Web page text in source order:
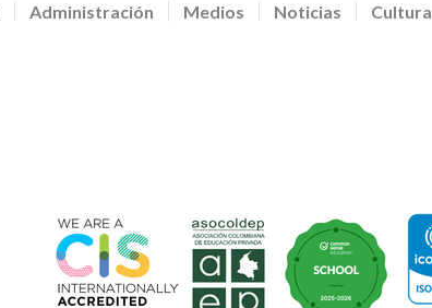
Administración Medios Noticias Cultura